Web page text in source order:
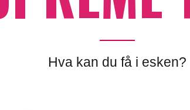
Hva kan du få i esken?